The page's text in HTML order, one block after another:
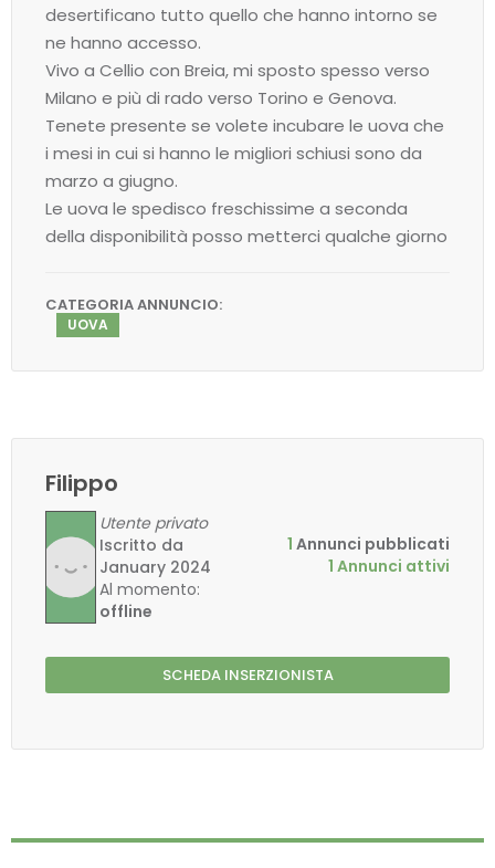
desertificano tutto quello che hanno intorno se
ne hanno accesso.
Vivo a Cellio con Breia, mi sposto spesso verso
Milano e più di rado verso Torino e Genova.
Tenete presente se volete incubare le uova che
i mesi in cui si hanno le migliori schiusi sono da
marzo a giugno.
Le uova le spedisco freschissime a seconda
della disponibilità posso metterci qualche giorno
CATEGORIA ANNUNCIO:
UOVA
Filippo
Utente privato
Iscritto da
January 2024
Al momento:
offline
1 Annunci pubblicati
1 Annunci attivi
SCHEDA INSERZIONISTA